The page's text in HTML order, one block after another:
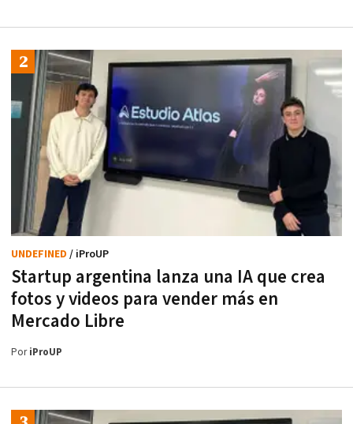
Startup argentina lanza una IA que crea
fotos y videos para vender más en
Mercado Libre
UNDEFINED / iProUP
PoriProUP